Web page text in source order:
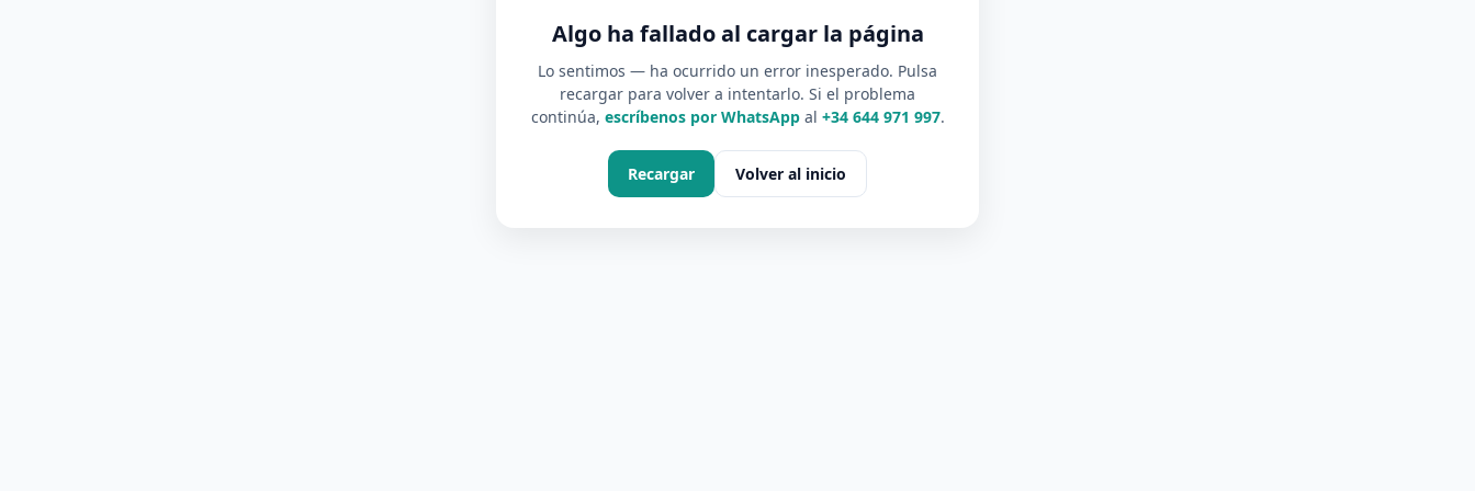
Algo ha fallado al cargar la página
Lo sentimos — ha ocurrido un error inesperado. Pulsa
recargar para volver a intentarlo. Si el problema
continúa, escríbenos por WhatsApp al +34 644 971 997.
Recargar Volver al inicio